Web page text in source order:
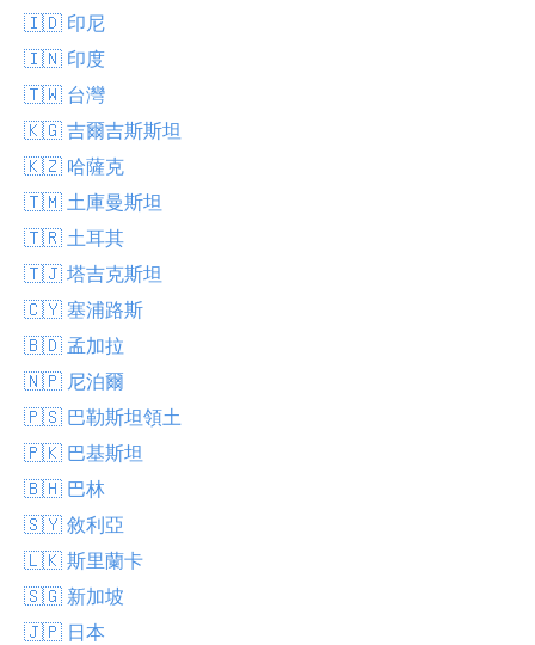
🇮🇩 印尼
🇮🇳 印度
🇹🇼 台灣
🇰🇬 吉爾吉斯斯坦
🇰🇿 哈薩克
🇹🇲 土庫曼斯坦
🇹🇷 土耳其
🇹🇯 塔吉克斯坦
🇨🇾 塞浦路斯
🇧🇩 孟加拉
🇳🇵 尼泊爾
🇵🇸 巴勒斯坦領土
🇵🇰 巴基斯坦
🇧🇭 巴林
🇸🇾 敘利亞
🇱🇰 斯里蘭卡
🇸🇬 新加坡
🇯🇵 日本